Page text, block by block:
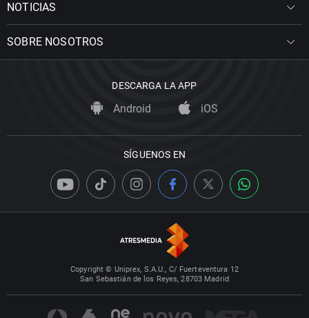
NOTICIAS
SOBRE NOSOTROS
DESCARGA LA APP
Android iOS
SÍGUENOS EN
Copyright © Uniprex, S.A.U., C/ Fuerteventura 12
San Sebastián de los Reyes, 28703 Madrid